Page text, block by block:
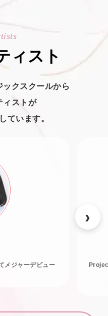
ィスト
クスクールから
ィストが
ています。
メジャーデビュー